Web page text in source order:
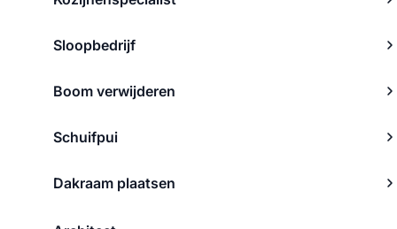
Sloopbedrijf
Boom verwijderen
Schuifpui
Dakraam plaatsen